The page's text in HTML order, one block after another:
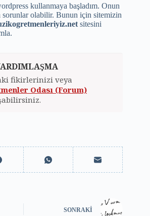
kullanmaya başladım. Onun
sorunlar olabilir. Bunun için sitemizin
sitesini
fikirlerinizi veya
Odası (Forum)
SONRAKI